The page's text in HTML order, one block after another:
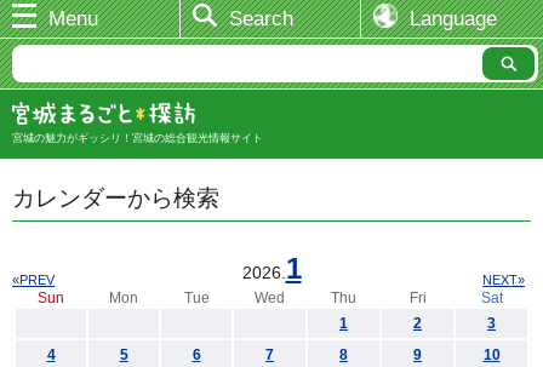
Menu Search Language
宮城の魅力がギッシリ！宮城の総合観光情報サイト
カレンダーから検索
2026. 1
«PREV NEXT»
Sun Mon Tue Wed Thu Fri
Sat
1
2
3
4
5 6 7 8 9
10